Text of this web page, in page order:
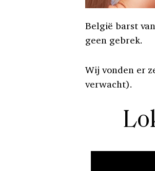
België barst
geen gebrek.
Wij vonden er
verwacht).